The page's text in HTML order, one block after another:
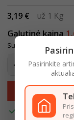
3,19 € už 1 Kg
Galutinė kaina
Su mokesčiais
Įdėti į
 Turime
Pasirinkite